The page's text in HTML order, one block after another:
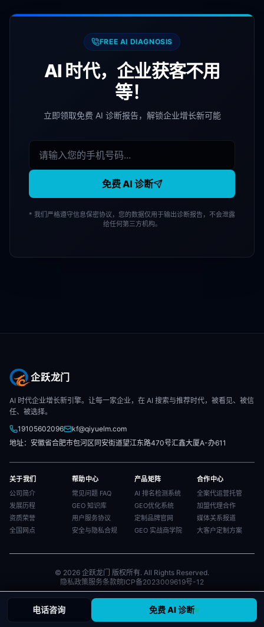
FREE AI DIAGNOSIS
AI 时代，企业获客不用
等！
立即领取免费 AI 诊断报告，解锁企业增长新可能
免费 AI 诊断
* 我们严格遵守信息保密协议，您的数据仅用于输出诊断报告，不会泄露
给任何第三方机构。
企跃龙门
AI 时代企业增长新引擎。让每一家企业，在 AI 搜索与推荐时代，被看见、被信
任、被选择。
19105602096
kf@qiyuelm.com
地址：安徽省合肥市包河区同安街道望江东路470号汇鑫大厦A-办611
关于我们
公司简介
发展历程
资质荣誉
全国网点
帮助中心
常见问题 FAQ
GEO 知识库
用户服务协议
安全与隐私合规
产品矩阵
AI 排名检测系统
GEO优化系统
定制品牌官网
GEO 实战商学院
合作中心
全案代运营托管
加盟代理合作
媒体关系报道
大客户定制方案
© 2026 企跃龙门 版权所有. All Rights Reserved.
隐私政策服务条款皖ICP备2023009619号-12
电话咨询 免费 AI 诊断